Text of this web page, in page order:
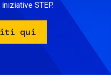
STEP.
qui